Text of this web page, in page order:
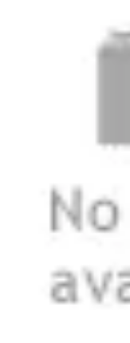
Coltivazione Sostenibile
Coltivazione